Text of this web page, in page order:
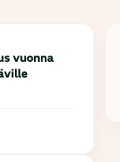
vuonna